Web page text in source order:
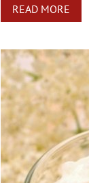
READ MORE